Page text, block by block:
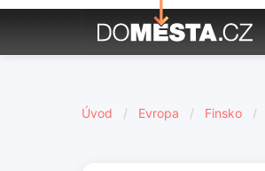
Úvod / Evropa / Finsko /